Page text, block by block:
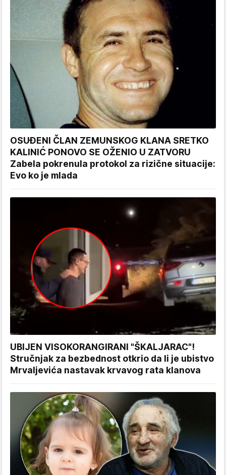
OSUĐENI ČLAN ZEMUNSKOG KLANA SRETKO
KALINIĆ PONOVO SE OŽENIO U ZATVORU
Zabela pokrenula protokol za rizične situacije:
Evo ko je mlada
UBIJEN VISOKORANGIRANI "ŠKALJARAC"!
Stručnjak za bezbednost otkrio da li je ubistvo
Mrvaljevića nastavak krvavog rata klanova